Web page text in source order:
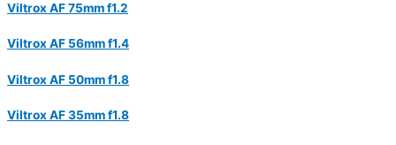
Viltrox AF 75mm f1.2
Viltrox AF 56mm f1.4
Viltrox AF 50mm f1.8
Viltrox AF 35mm f1.8